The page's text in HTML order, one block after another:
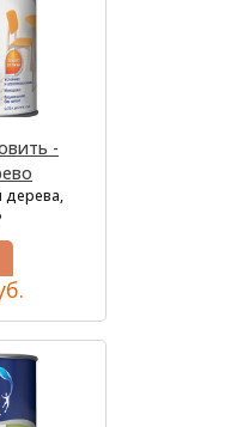
-
дерева,